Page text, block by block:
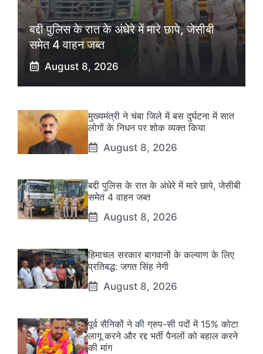
बद्दी पुलिस के रात के अंधेरे में मारे छापे, जेसीबी
समेत 4 वाहन जब्त
August 8, 2026
मुख्यमंत्री ने चंबा जिले में बस दुर्घटना में सात
लोगों के निधन पर शोक व्यक्त किया
August 8, 2026
बद्दी पुलिस के रात के अंधेरे में मारे छापे, जेसीबी
समेत 4 वाहन जब्त
August 8, 2026
हिमाचल सरकार बागवानों के कल्याण के लिए
प्रतिबद्ध: जगत सिंह नेगी
August 8, 2026
पूर्व सैनिकों ने की ग्रुप-सी पदों में 15% कोटा
लागू करने और रद्द भर्ती पैनलों को बहाल करने
की मांग